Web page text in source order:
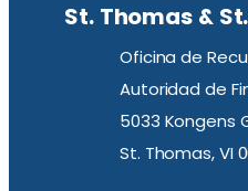
St. Thomas &
Oficina de
Autoridad de
5033 Kongens
St. Thomas, VI